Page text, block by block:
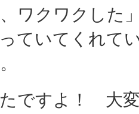
ワクワクした
ていてくれて
ですよ！ 大